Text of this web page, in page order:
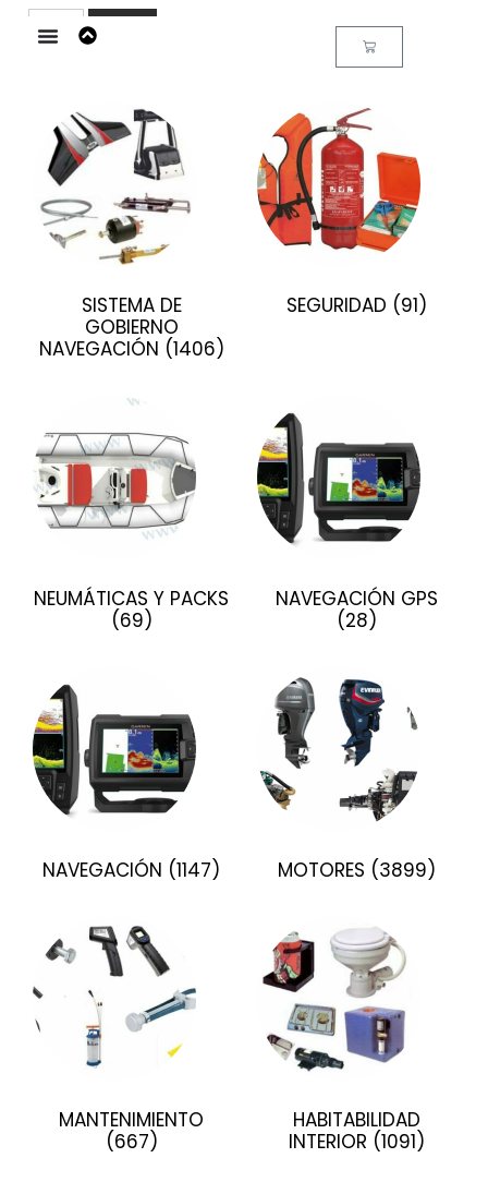
Buscar
SISTEMA DE
GOBIERNO
NAVEGACIÓN (1406)
SEGURIDAD (91)
NEUMÁTICAS Y PACKS
(69)
NAVEGACIÓN GPS
(28)
NAVEGACIÓN (1147) MOTORES (3899)
MANTENIMIENTO
(667)
HABITABILIDAD
INTERIOR (1091)